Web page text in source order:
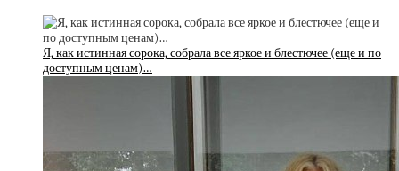
Я, как истинная сорока, собрала все яркое и блестючее (еще и по
доступным ценам)…